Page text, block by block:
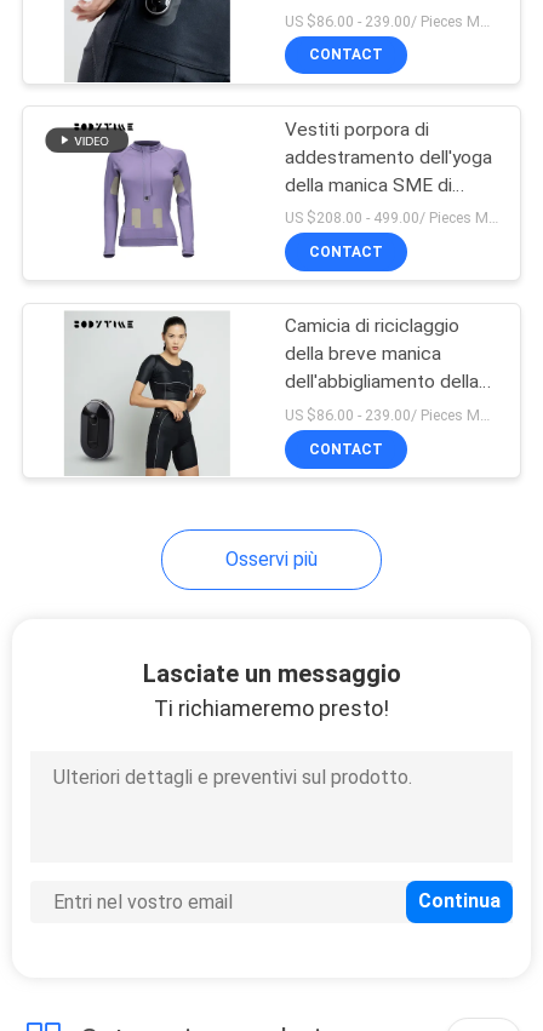
Abbigliamento della
forma fisica degli
uomini
Cintura bruciante
grassa
Maschera di lifting
posteriore portabile
per scolpire del corpo
CONTACT
Vestiti porpora di
addestramento dell'yoga
della manica SME di
addestramento della
biancheria intima della
donna lunga casuale del
US $208.00 - 499.00/ Pieces MOQ:1pieces
CONTACT
Camicia di riciclaggio
della breve manica
dell'abbigliamento della
forma fisica delle donne
di BODYTIME Logo su
misura
US $86.00 - 239.00/ Pieces MOQ:1pieces
CONTACT
Osservi più
Lasciate un messaggio
Ti richiameremo presto!